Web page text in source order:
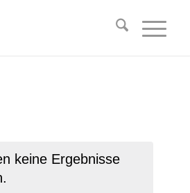
keine Ergebnisse